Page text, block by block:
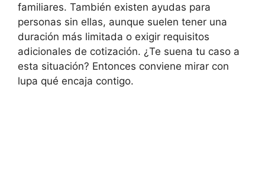
familiares. También existen ayudas para
personas sin ellas, aunque suelen tener una
duración más limitada o exigir requisitos
adicionales de cotización. ¿Te suena tu caso a
esta situación? Entonces conviene mirar con
lupa qué encaja contigo.